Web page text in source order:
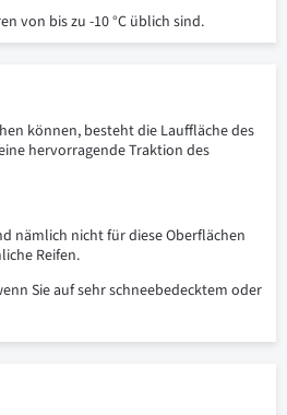
von bis zu -10 °C üblich sind.
können, besteht die Lauffläche des
hervorragende Traktion des
nämlich nicht für diese Oberflächen
Reifen.
Sie auf sehr schneebedecktem oder